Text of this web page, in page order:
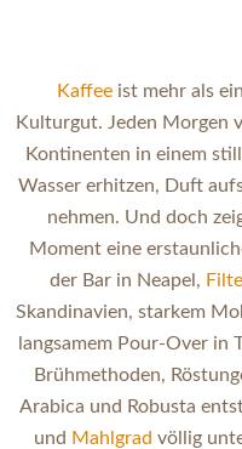
Kaffee ist mehr als
Kulturgut. Jeden Morgen
Kontinenten in einem
Wasser erhitzen, Duft
nehmen. Und doch
Moment eine
der Bar in Neapel,
Skandinavien, starkem
langsamem Pour-Over in
Brühmethoden,
Arabica und Robusta
und Mahlgrad völlig